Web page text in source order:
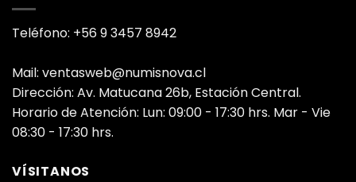
Teléfono: +56 9 3457 8942
Mail: ventasweb@numisnova.cl
Dirección: Av. Matucana 26b, Estación Central.
Horario de Atención: Lun: 09:00 - 17:30 hrs. Mar - Vie
08:30 - 17:30 hrs.
VÍSITANOS